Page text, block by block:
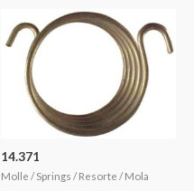
14.371
Molle / Springs / Resorte / Mola